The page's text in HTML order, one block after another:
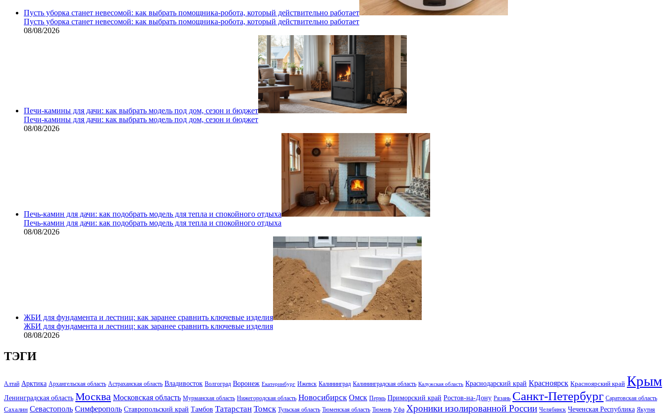
Пусть уборка станет невесомой: как выбрать помощника‑робота, который действительно работает
Пусть уборка станет невесомой: как выбрать помощника‑робота, который действительно работает
08/08/2026
Печи-камины для дачи: как выбрать модель под дом, сезон и бюджет
Печи-камины для дачи: как выбрать модель под дом, сезон и бюджет
08/08/2026
Печь-камин для дачи: как подобрать модель для тепла и спокойного отдыха
Печь-камин для дачи: как подобрать модель для тепла и спокойного отдыха
08/08/2026
ЖБИ для фундамента и лестниц: как заранее сравнить ключевые изделия
ЖБИ для фундамента и лестниц: как заранее сравнить ключевые изделия
08/08/2026
ТЭГИ
Алтай Арктика Архангельская область Астраханская область Владивосток Волгоград Воронеж Екатеринбург Ижевск Калининград Калининградская область Калужская область Краснодарский край Красноярск Красноярский край Крым
Ленинградская область Москва Московская область Мурманская область Нижегородская область Новосибирск Омск Пермь Приморский край Ростов-на-Дону Рязань Санкт-Петербург Саратовская область
Сахалин Севастополь Симферополь Ставропольский край Тамбов Татарстан Томск Тульская область Тюменская область Тюмень Уфа Хроники изолированной России Челябинск Чеченская Республика Якутия